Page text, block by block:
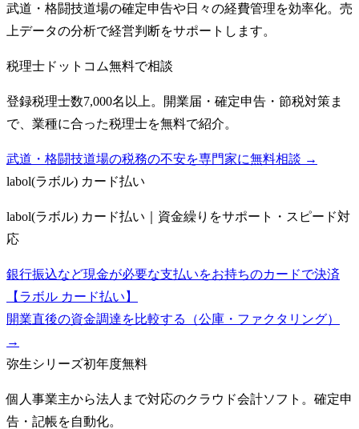
武道・格闘技道場の確定申告や日々の経費管理を効率化。売
上データの分析で経営判断をサポートします。
税理士ドットコム無料で相談
登録税理士数7,000名以上。開業届・確定申告・節税対策ま
で、業種に合った税理士を無料で紹介。
武道・格闘技道場の税務の不安を専門家に無料相談 →
labol(ラボル) カード払い
labol(ラボル) カード払い｜資金繰りをサポート・スピード対
応
銀行振込など現金が必要な支払いをお持ちのカードで決済
【ラボル カード払い】
開業直後の資金調達を比較する（公庫・ファクタリング）
→
弥生シリーズ初年度無料
個人事業主から法人まで対応のクラウド会計ソフト。確定申
告・記帳を自動化。